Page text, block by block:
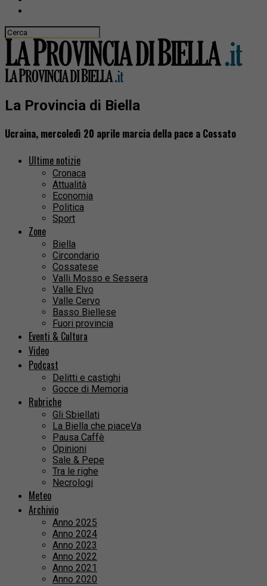
La Provincia di Biella
Ucraina, mercoledì 20 aprile marcia della pace a Cossato
Ultime notizie
Cronaca
Attualità
Economia
Politica
Sport
Zone
Biella
Circondario
Cossatese
Valli Mosso e Sessera
Valle Elvo
Valle Cervo
Basso Biellese
Fuori provincia
Eventi & Cultura
Video
Podcast
Delitti e castighi
Gocce di Memoria
Rubriche
Gli Sbiellati
La Biella che piaceVa
Pausa Caffè
Opinioni
Sale & Pepe
Tra le righe
Necrologi
Meteo
Archivio
Anno 2025
Anno 2024
Anno 2023
Anno 2022
Anno 2021
Anno 2020